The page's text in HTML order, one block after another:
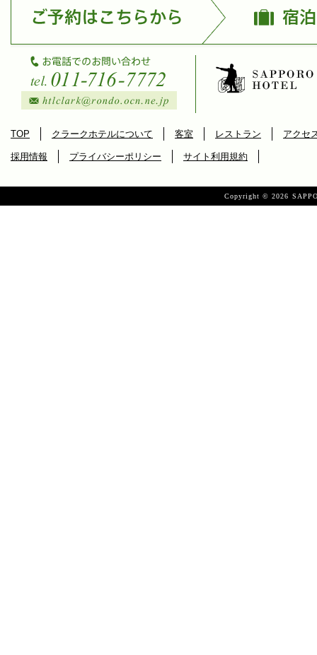
TOP クラークホテルについて 客室 レストラン アクセ
採用情報 プライバシーポリシー サイト利用規約
Copyright ©2026